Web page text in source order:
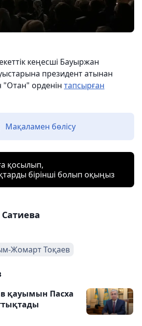
кеңесші Бауыржан
президент атынан
орденін тапсырған
Мақаламен бөлісу
қосылып,
бірінші болып оқыңыз
Жомарт Тоқаев
қауымын Пасха